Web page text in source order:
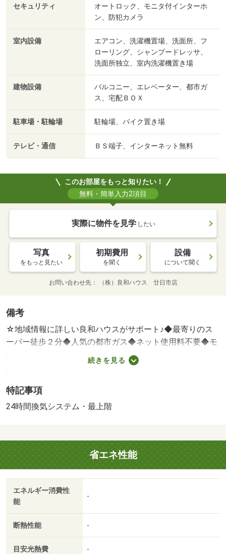
セキュリティ
オートロック、モニタ付インターホ
ン、防犯カメラ
室内設備
エアコン、洗濯機置場、洗面所、フ
ローリング、シャンプードレッサ、
洗面所独立、室内洗濯機置き場
建物設備
バルコニー、エレベーター、都市ガ
ス、宅配ＢＯＸ
駐車場・駐輪場 駐輪場、バイク置き場
テレビ・通信 ＢＳ端子、インターネット無料
このお部屋をもっと知りたい！
無料・簡単入力2項目
実際に物件を見学 したい
写真
をもっと見たい
初期費用
を聞く
設備
について聞く
お問い合わせ先 （株）良和ハウス 廿日市店
備考
☆地域情報に詳しい良和ハウスがサポート♪◆最寄りのス
ーパー徒歩２分◆人気の都市ガス◆ネット使用料不要◆モ
ニタ付きインターホンで防犯面安心♪◆・賃貸保証等：加
入要（要確認）・維持費等：水道料２，９７０円／月・駐
◆最寄りのスーパー徒歩２分◆人気の都市ガス◆ネット使
用料不要◆モニタ付きインターホンで防犯面安心♪◆バス
置場：有（１，６５０円／月）・駐輪場：有（５５０円／
月）/カギ交換代 33000円
続きを見る
特記事項
24時間換気システム・最上階
省エネ性能
エネルギー消費性
能
-
断熱性能 -
目安光熱費 -